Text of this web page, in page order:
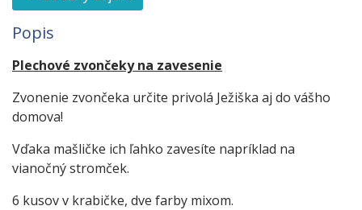
Popis
Plechové zvončeky na zavesenie
Zvonenie zvončeka určite privolá Ježiška aj do vášho
domova!
Vďaka mašličke ich ľahko zavesíte napríklad na
vianočný stromček.
6 kusov v krabičke, dve farby mixom.